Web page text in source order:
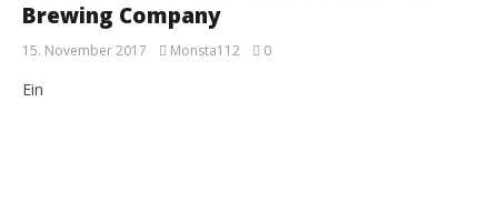
Brewing Company
15. November 2017 Monsta112 0
Ein